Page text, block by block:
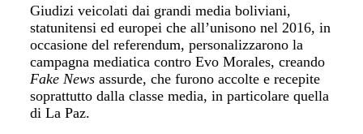
Giudizi veicolati dai grandi media boliviani,
statunitensi ed europei che all’unisono nel 2016, in
occasione del referendum, personalizzarono la
campagna mediatica contro Evo Morales, creando
Fake News assurde, che furono accolte e recepite
soprattutto dalla classe media, in particolare quella
di La Paz.